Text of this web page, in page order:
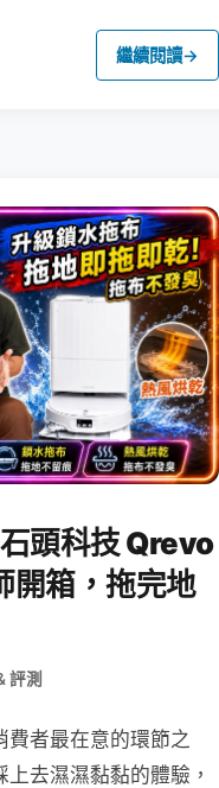
繼續閱讀→
頭科技 Qrevo
開箱，拖完地
評測
者最在意的環節之
去濕濕黏黏的體驗，